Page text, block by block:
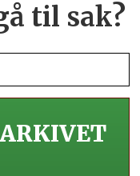
til sak?